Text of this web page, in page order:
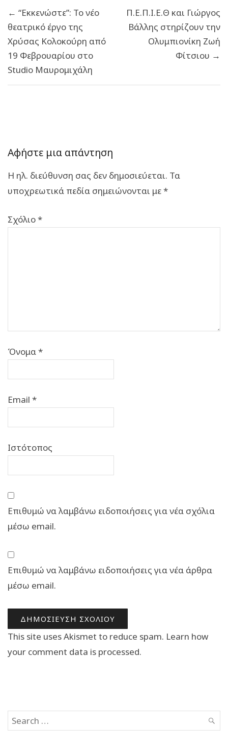
άρθρων
← “Εκκενώστε”: Το νέο
θεατρικό έργο της
Χρύσας Κολοκούρη από
19 Φεβρουαρίου στο
Studio Μαυρομιχάλη
Π.Ε.Π.Ι.Ε.Θ και Γιώργος
Βάλλης στηρίζουν την
Ολυμπιονίκη Ζωή
Φίτσιου →
Αφήστε μια απάντηση
Η ηλ. διεύθυνση σας δεν δημοσιεύεται. Τα
υποχρεωτικά πεδία σημειώνονται με*
Σχόλιο*
Όνομα*
Email *
Ιστότοπος
Επιθυμώ να λαμβάνω ειδοποιήσεις για νέα σχόλια
μέσω email.
Επιθυμώ να λαμβάνω ειδοποιήσεις για νέα άρθρα
μέσω email.
This site uses Akismet to reduce spam. Learn how
your comment data is processed.
Search
for: